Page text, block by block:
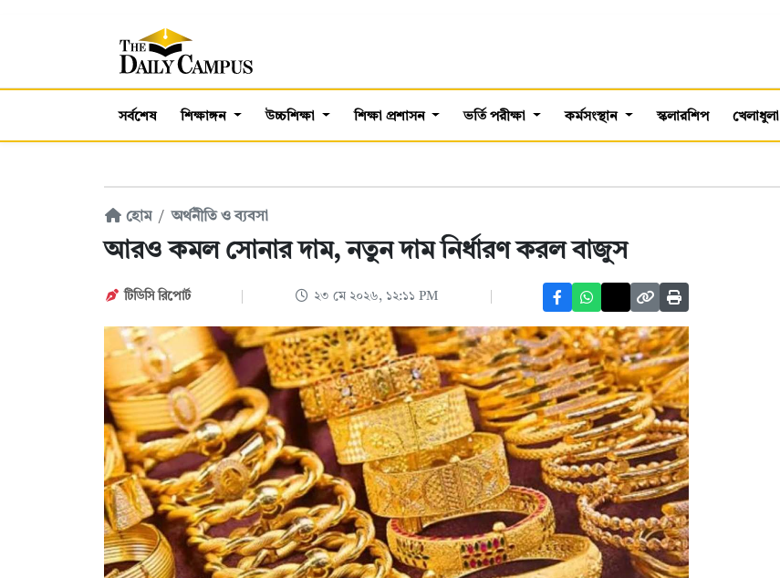
সর্বশেষ শিক্ষাঙ্গন উচ্চশিক্ষা শিক্ষা প্রশাসন ভর্তি পরীক্ষা কর্মসংস্থান স্কলারশিপ খেলাধুলা
হোম অর্থনীতি ও ব্যবসা
আরও কমল সোনার দাম, নতুন দাম নির্ধারণ করল বাজুস
টিডিসি রিপোর্ট ২৩ মে ২০২৬, ১২:১১ PM